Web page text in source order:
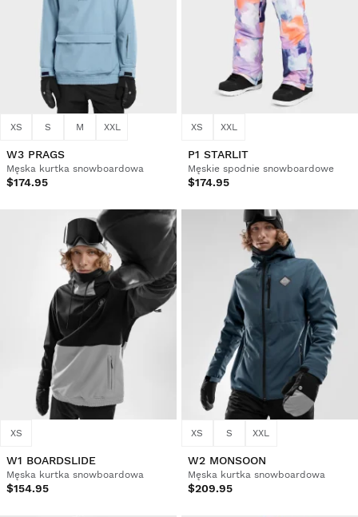
XS S M XXL
W3 PRAGS
Męska kurtka snowboardowa
$174.95
XS XXL
P1 STARLIT
Męskie spodnie snowboardowe
$174.95
XS
W1 BOARDSLIDE
Męska kurtka snowboardowa
$154.95
XS S XXL
W2 MONSOON
Męska kurtka snowboardowa
$209.95